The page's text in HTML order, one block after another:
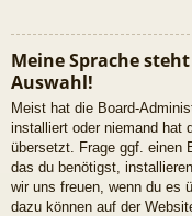
Meine Sprache
Auswahl!
Meist hat die Board-
installiert oder niemand hat
übersetzt. Frage ggf. einen
das du benötigst,
wir uns freuen, wenn du es
dazu können auf der